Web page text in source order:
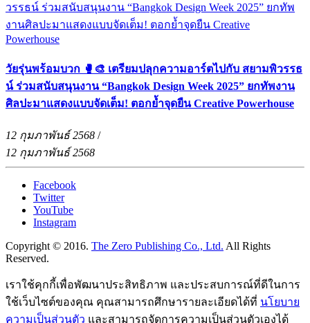
วัยรุ่นพร้อมบวก 🥊🎨 เตรียมปลุกความอาร์ตไปกับ สยามพิวรรธ
น์ ร่วมสนับสนุนงาน “Bangkok Design Week 2025” ยกทัพงาน
ศิลปะมาแสดงแบบจัดเต็ม! ตอกย้ำจุดยืน Creative Powerhouse
12 กุมภาพันธ์ 2568 /
12 กุมภาพันธ์ 2568
Facebook
Twitter
YouTube
Instagram
Copyright © 2016. The Zero Publishing Co., Ltd. All Rights
Reserved.
เราใช้คุกกี้เพื่อพัฒนาประสิทธิภาพ และประสบการณ์ที่ดีในการ
ใช้เว็บไซต์ของคุณ คุณสามารถศึกษารายละเอียดได้ที่ นโยบาย
ความเป็นส่วนตัว และสามารถจัดการความเป็นส่วนตัวเองได้